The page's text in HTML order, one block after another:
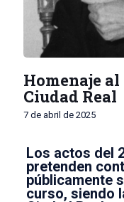
Homenaje
Ciudad Real
7 de abril de 2025
Los actos del
pretenden
públicamente
curso, siendo